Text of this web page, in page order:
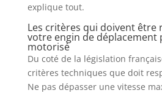
explique tout.
Les critères qui doivent être
votre engin de déplacement
motorisé
Du coté de la législation
critères techniques que doit
Ne pas dépasser une vitesse